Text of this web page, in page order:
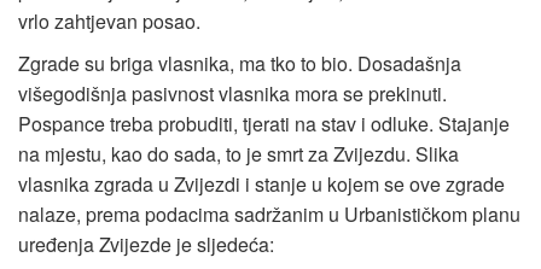
vrlo zahtjevan posao.
Zgrade su briga vlasnika, ma tko to bio. Dosadašnja
višegodišnja pasivnost vlasnika mora se prekinuti.
Pospance treba probuditi, tjerati na stav i odluke. Stajanje
na mjestu, kao do sada, to je smrt za Zvijezdu. Slika
vlasnika zgrada u Zvijezdi i stanje u kojem se ove zgrade
nalaze, prema podacima sadržanim u Urbanističkom planu
uređenja Zvijezde je sljedeća: